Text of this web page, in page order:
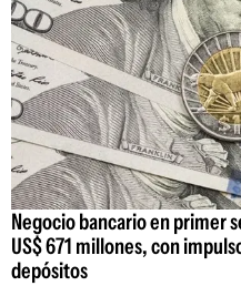
Negocio bancario en primer
US$ 671 millones, con
depósitos